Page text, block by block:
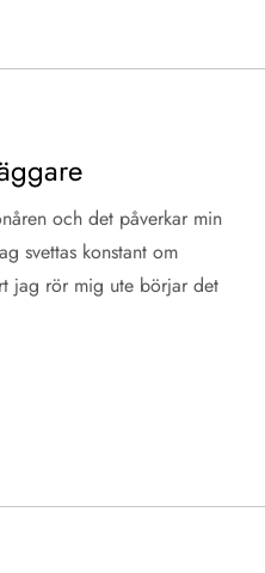
och det påverkar min
svettas konstant om
jag rör mig ute börjar det